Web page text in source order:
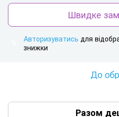
Швидке
Авторизуватись для
знижки
До
Разом